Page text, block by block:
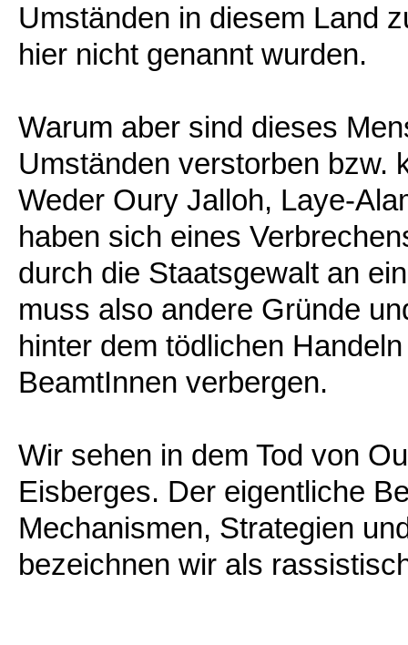
Umständen in diesem Land
hier nicht genannt wurden.
Warum aber sind dieses
Umständen verstorben bzw.
Weder Oury Jalloh, Laye-
haben sich eines
durch die Staatsgewalt an
muss also andere Gründe
hinter dem tödlichen
BeamtInnen verbergen.
Wir sehen in dem Tod von
Eisberges. Der eigentliche
Mechanismen, Strategien
bezeichnen wir als